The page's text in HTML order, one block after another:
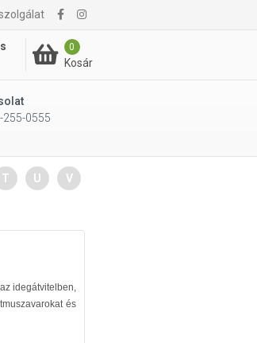
0
Kosár
255-0555
T U
V
idegátvitelben,
és